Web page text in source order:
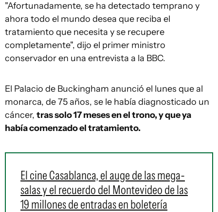
"Afortunadamente, se ha detectado temprano y
ahora todo el mundo desea que reciba el
tratamiento que necesita y se recupere
completamente", dijo el primer ministro
conservador en una entrevista a la BBC.
El Palacio de Buckingham anunció el lunes que al
monarca, de 75 años, se le había diagnosticado un
cáncer, tras solo 17 meses en el trono, y que ya
había comenzado el tratamiento.
El cine Casablanca, el auge de las mega-
salas y el recuerdo del Montevideo de las
19 millones de entradas en boletería